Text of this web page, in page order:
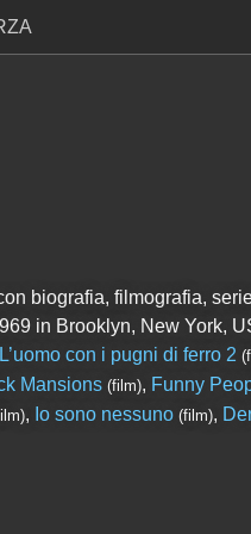
biografia, filmografia,
in Brooklyn, New York,
con i pugni di ferro 2
Mansions (film), Funny
, Io sono nessuno (film),